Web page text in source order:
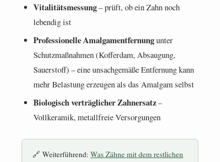
Vitalitätsmessung– prüft, ob ein Zahn noch
lebendig ist
Professionelle Amalgamentfernungunter
Schutzmaßnahmen (Kofferdam, Absaugung,
Sauerstoff) – eine unsachgemäße Entfernung kann
mehr Belastung erzeugen als das Amalgam selbst
Biologisch verträglicher Zahnersatz–
Vollkeramik, metallfreie Versorgungen
🔗 Weiterführend: Was Zähne mit dem restlichen